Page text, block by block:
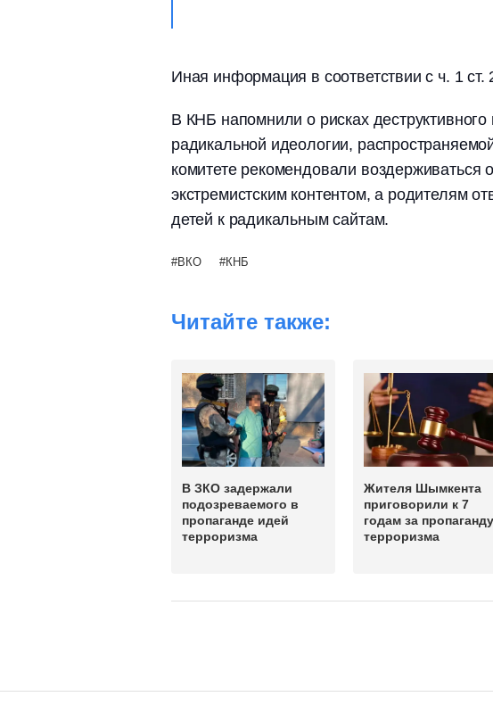
Иная информация в соответствии с ч. 1
В КНБ напомнили о рисках
радикальной идеологии,
комитете рекомендовали воздерживаться
экстремистским контентом, а родителям
детей к радикальным сайтам.
ВКО КНБ
Читайте также:
В ЗКО задержали
подозреваемого в
пропаганде идей
терроризма
Жителя Шымкента
приговорили к 7
годам за пропаганду
терроризма